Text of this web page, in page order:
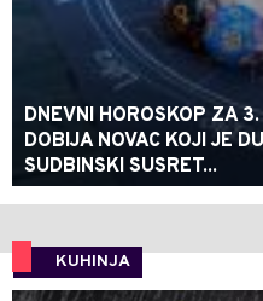
DNEVNI HOROSKOP ZA
DOBIJA NOVAC KOJI JE
SUDBINSKI SUSRET...
KUHINJA